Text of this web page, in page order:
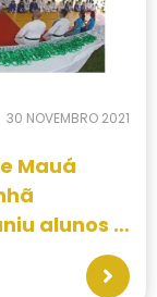
30 NOVEMBRO 2021
Mauá
alunos e
de Judô,